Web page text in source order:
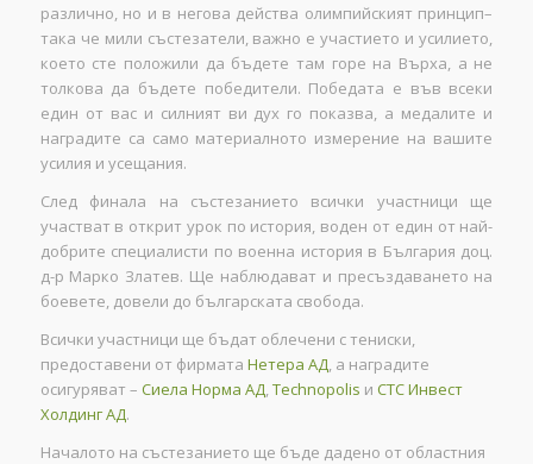
различно, но и в негова действа олимпийският принцип–
така че мили състезатели, важно е участието и усилието,
което сте положили да бъдете там горе на Върха, а не
толкова да бъдете победители. Победата е във всеки
един от вас и силният ви дух го показва, а медалите и
наградите са само материалното измерение на вашите
усилия и усещания.
След финала на състезанието всички участници ще
участват в открит урок по история, воден от един от най-
добрите специалисти по военна история в България доц.
д-р Марко Златев. Ще наблюдават и пресъздаването на
боевете, довели до българската свобода.
Всички участници ще бъдат облечени с тениски,
предоставени от фирмата Нетера АД, а наградите
осигуряват – Сиела Норма АД,Technopolis и СТС Инвест
Холдинг АД.
Началото на състезанието ще бъде дадено от областния